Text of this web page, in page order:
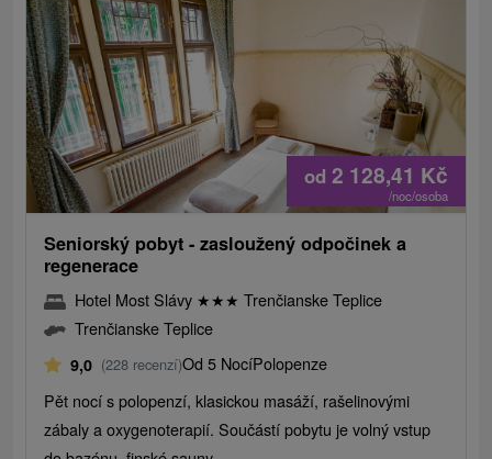
od 2 128,41 Kč
/noc/osoba
Seniorský pobyt - zasloužený odpočinek a
regenerace
Hotel Most Slávy ★★★ Trenčianske Teplice
Trenčianske Teplice
9,0 (228 recenzí)Od 5 NocíPolopenze
Pět nocí s polopenzí, klasickou masáží, rašelinovými
zábaly a oxygenoterapií. Součástí pobytu je volný vstup